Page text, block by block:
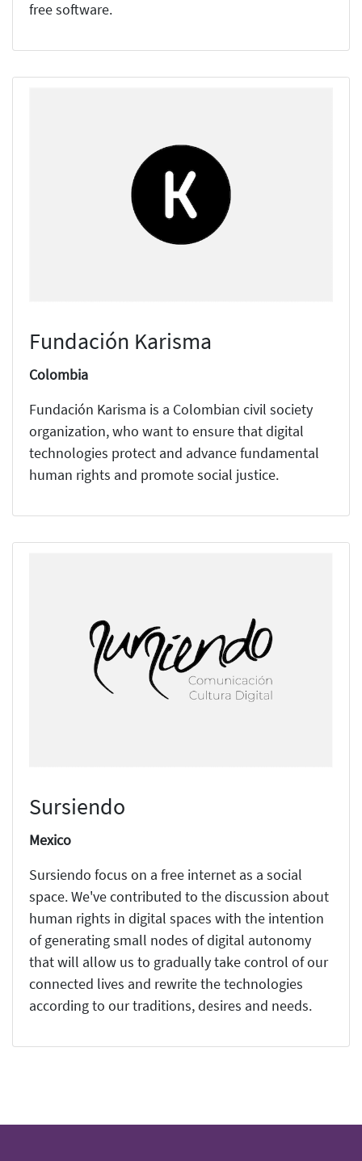
free software.
Fundación Karisma
Colombia
Fundación Karisma is a Colombian civil society
organization, who want to ensure that digital
technologies protect and advance fundamental
human rights and promote social justice.
Sursiendo
Mexico
Sursiendo focus on a free internet as a social
space. We've contributed to the discussion about
human rights in digital spaces with the intention
of generating small nodes of digital autonomy
that will allow us to gradually take control of our
connected lives and rewrite the technologies
according to our traditions, desires and needs.